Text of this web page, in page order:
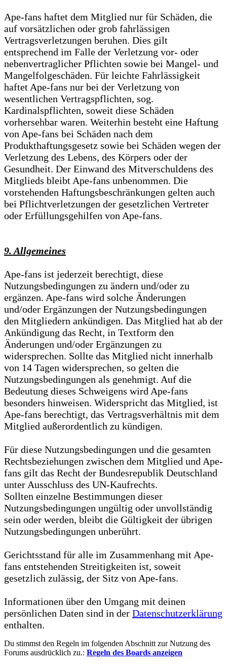
Ape-fans haftet dem Mitglied nur für Schäden, die
auf vorsätzlichen oder grob fahrlässigen
Vertragsverletzungen beruhen. Dies gilt
entsprechend im Falle der Verletzung vor- oder
nebenvertraglicher Pflichten sowie bei Mangel- und
Mangelfolgeschäden. Für leichte Fahrlässigkeit
haftet Ape-fans nur bei der Verletzung von
wesentlichen Vertragspflichten, sog.
Kardinalspflichten, soweit diese Schäden
vorhersehbar waren. Weiterhin besteht eine Haftung
von Ape-fans bei Schäden nach dem
Produkthaftungsgesetz sowie bei Schäden wegen der
Verletzung des Lebens, des Körpers oder der
Gesundheit. Der Einwand des Mitverschuldens des
Mitglieds bleibt Ape-fans unbenommen. Die
vorstehenden Haftungsbeschränkungen gelten auch
bei Pflichtverletzungen der gesetzlichen Vertreter
oder Erfüllungsgehilfen von Ape-fans.
9. Allgemeines
Ape-fans ist jederzeit berechtigt, diese
Nutzungsbedingungen zu ändern und/oder zu
ergänzen. Ape-fans wird solche Änderungen
und/oder Ergänzungen der Nutzungsbedingungen
den Mitgliedern ankündigen. Das Mitglied hat ab der
Ankündigung das Recht, in Textform den
Änderungen und/oder Ergänzungen zu
widersprechen. Sollte das Mitglied nicht innerhalb
von 14 Tagen widersprechen, so gelten die
Nutzungsbedingungen als genehmigt. Auf die
Bedeutung dieses Schweigens wird Ape-fans
besonders hinweisen. Widerspricht das Mitglied, ist
Ape-fans berechtigt, das Vertragsverhältnis mit dem
Mitglied außerordentlich zu kündigen.
Für diese Nutzungsbedingungen und die gesamten
Rechtsbeziehungen zwischen dem Mitglied und Ape-
fans gilt das Recht der Bundesrepublik Deutschland
unter Ausschluss des UN-Kaufrechts.
Sollten einzelne Bestimmungen dieser
Nutzungsbedingungen ungültig oder unvollständig
sein oder werden, bleibt die Gültigkeit der übrigen
Nutzungsbedingungen unberührt.
Gerichtsstand für alle im Zusammenhang mit Ape-
fans entstehenden Streitigkeiten ist, soweit
gesetzlich zulässig, der Sitz von Ape-fans.
Informationen über den Umgang mit deinen
persönlichen Daten sind in der Datenschutzerklärung
enthalten.
Du stimmst den Regeln im folgenden Abschnitt zur Nutzung des
Forums ausdrücklich zu.: Regeln des Boards anzeigen